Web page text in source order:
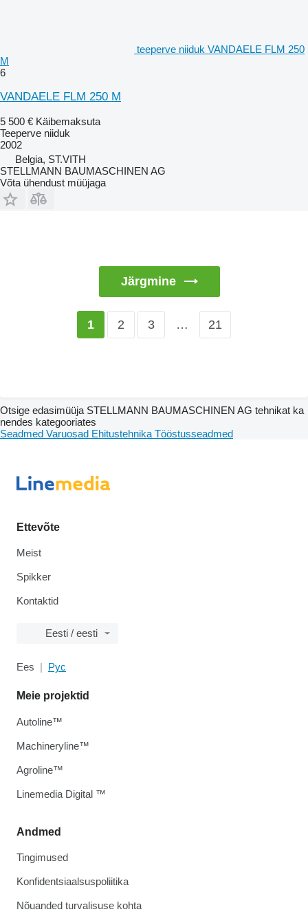
teeperve niiduk VANDAELE FLM 250
M
6
VANDAELE FLM 250 M
5 500 € Käibemaksuta
Teeperve niiduk
2002
Belgia, ST.VITH
STELLMANN BAUMASCHINEN AG
Võta ühendust müüjaga
Järgmine
1 2 3 … 21
Otsige edasimüüja STELLMANN BAUMASCHINEN AG tehnikat ka
nendes kategooriates
Seadmed Varuosad Ehitustehnika Tööstusseadmed
Ettevõte
Meist
Spikker
Kontaktid
Eesti / eesti
Ees Рус
Andmed
Tingimused
Konfidentsiaalsuspoliitika
Nõuanded turvalisuse kohta
Meie projektid
Autoline™
Machineryline™
Agroline™
Linemedia Digital ™